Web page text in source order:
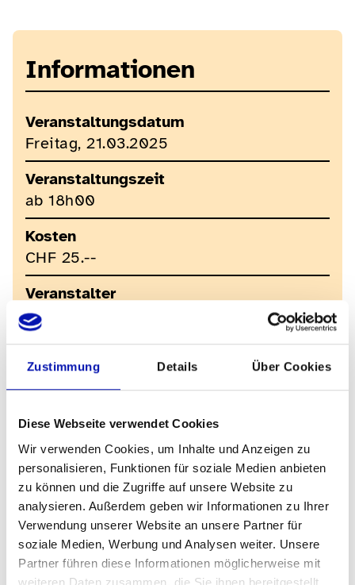
Zustimmung Details Über Cookies
Diese Webseite verwendet Cookies
Wir verwenden Cookies, um Inhalte und Anzeigen zu
personalisieren, Funktionen für soziale Medien anbieten
zu können und die Zugriffe auf unsere Website zu
analysieren. Außerdem geben wir Informationen zu Ihrer
Verwendung unserer Website an unsere Partner für
soziale Medien, Werbung und Analysen weiter. Unsere
Partner führen diese Informationen möglicherweise mit
weiteren Daten zusammen, die Sie ihnen bereitgestellt
Informationen
Veranstaltungsdatum
Freitag, 21.03.2025
Veranstaltungszeit
ab 18h00
Kosten
CHF 25.--
Veranstalter
Museen Bern
Veranstaltungsort
Stadt Bern
Geschäftsstelle Museen Bern
kommunikation@museen-bern.ch
Links